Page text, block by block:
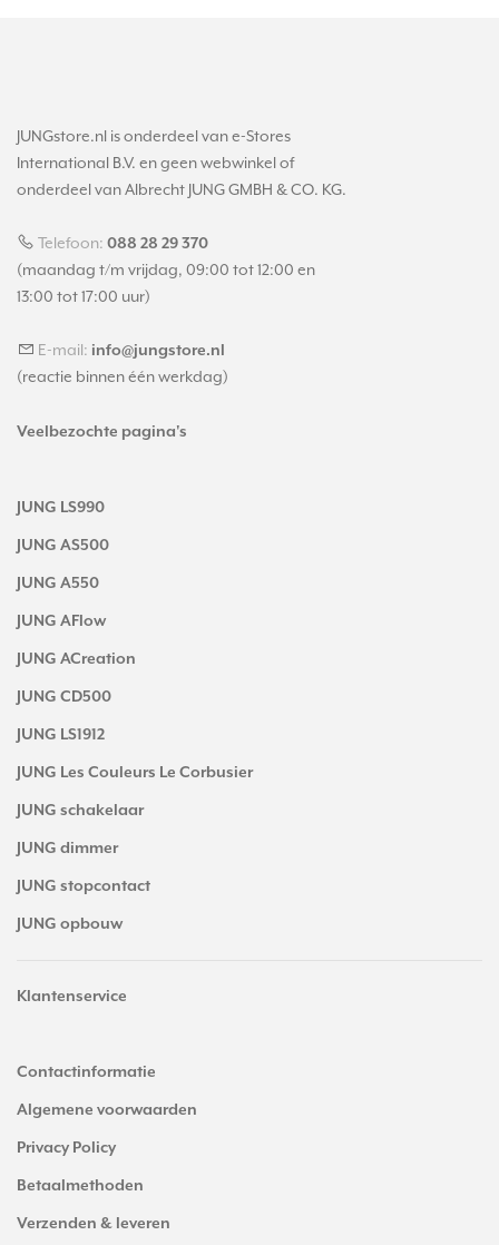
JUNGstore.nl is onderdeel van e-Stores
International B.V. en geen webwinkel of
onderdeel van Albrecht JUNG GMBH & CO. KG.
Telefoon: 088 28 29 370
(maandag t/m vrijdag, 09:00 tot 12:00 en
13:00 tot 17:00 uur)
E-mail: info@jungstore.nl
(reactie binnen één werkdag)
Veelbezochte pagina's
JUNG LS990
JUNG AS500
JUNG A550
JUNG AFlow
JUNG ACreation
JUNG CD500
JUNG LS1912
JUNG Les Couleurs Le Corbusier
JUNG schakelaar
JUNG dimmer
JUNG stopcontact
JUNG opbouw
Klantenservice
Contactinformatie
Algemene voorwaarden
Privacy Policy
Betaalmethoden
Verzenden & leveren